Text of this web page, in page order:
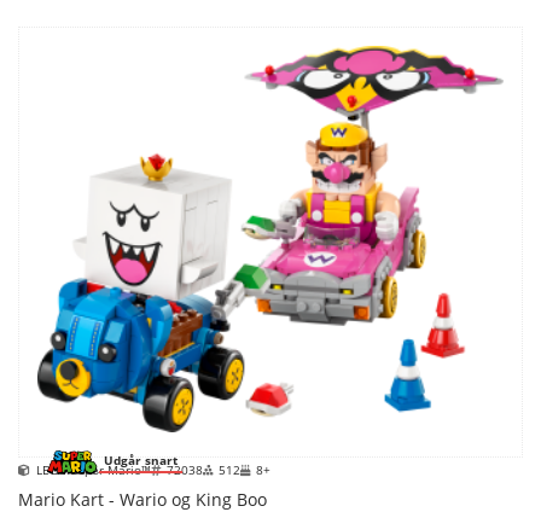
Udgår snart
LEGO Super Mario™ 72038 512 8+
Mario Kart - Wario og King Boo